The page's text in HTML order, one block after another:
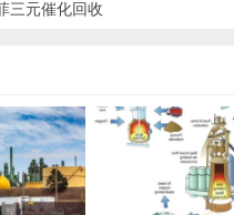
三元催化回收